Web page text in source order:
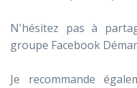
N'hésitez pas à
groupe Facebook
Je recommande